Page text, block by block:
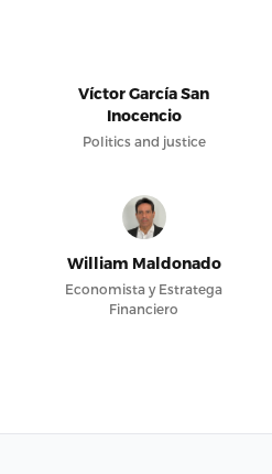
Víctor García San
Inocencio
Politics and justice
William Maldonado
Economista y Estratega
Financiero